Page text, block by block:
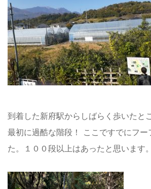
到着した新府駅からしばらく歩いたと
最初に過酷な階段！ ここですでにフー
た。１００段以上はあったと思います。